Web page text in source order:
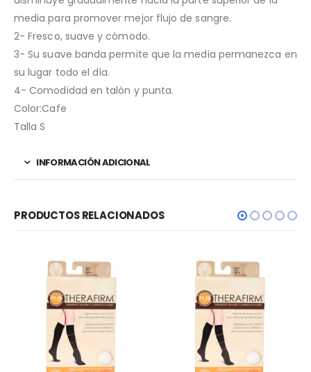
media para promover mejor flujo de sangre.
2- Fresco, suave y cómodo.
3- Su suave banda permite que la media permanezca en
su lugar todo el día.
4- Comodidad en talón y punta.
Color:Cafe
Talla S
INFORMACIÓN ADICIONAL
PRODUCTOS RELACIONADOS